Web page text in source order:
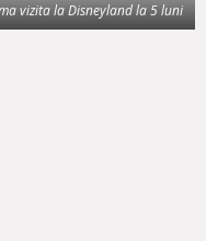
vizita la Disneyland la 5 luni